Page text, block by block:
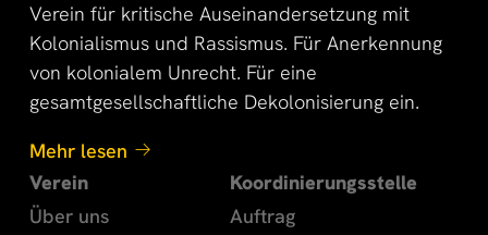
Verein für kritische Auseinandersetzung mit
Kolonialismus und Rassismus. Für Anerkennung
von kolonialem Unrecht. Für eine
gesamtgesellschaftliche Dekolonisierung ein.
Mehr lesen
Verein
Über uns
Koordinierungsstelle
Auftrag